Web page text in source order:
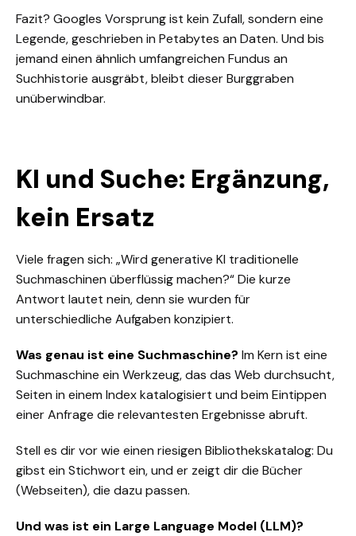
Fazit? Googles Vorsprung ist kein Zufall, sondern eine
Legende, geschrieben in Petabytes an Daten. Und bis
jemand einen ähnlich umfangreichen Fundus an
Suchhistorie ausgräbt, bleibt dieser Burggraben
unüberwindbar.
KI und Suche: Ergänzung,
kein Ersatz
Viele fragen sich: „Wird generative KI traditionelle
Suchmaschinen überflüssig machen?“ Die kurze
Antwort lautet nein, denn sie wurden für
unterschiedliche Aufgaben konzipiert.
Was genau ist eine Suchmaschine? Im Kern ist eine
Suchmaschine ein Werkzeug, das das Web durchsucht,
Seiten in einem Index katalogisiert und beim Eintippen
einer Anfrage die relevantesten Ergebnisse abruft.
Stell es dir vor wie einen riesigen Bibliothekskatalog: Du
gibst ein Stichwort ein, und er zeigt dir die Bücher
(Webseiten), die dazu passen.
Und was ist ein Large Language Model (LLM)?